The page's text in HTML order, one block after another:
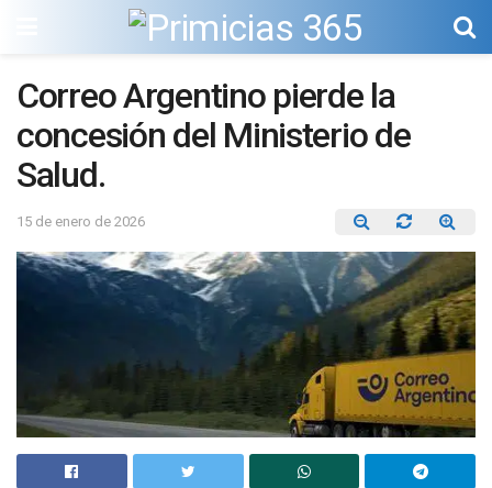
Correo Argentino pierde la
concesión del Ministerio de
Salud.
15 de enero de 2026